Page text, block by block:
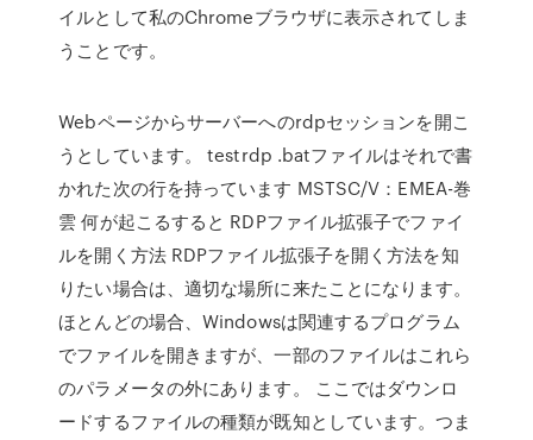
イルとして私のChromeブラウザに表示されてしま
うことです。
Webページからサーバーへのrdpセッションを開こ
うとしています。 testrdp .batファイルはそれで書
かれた次の行を持っています MSTSC/V：EMEA-巻
雲 何が起こるすると RDPファイル拡張子でファイ
ルを開く方法 RDPファイル拡張子を開く方法を知
りたい場合は、適切な場所に来たことになります。
ほとんどの場合、Windowsは関連するプログラム
でファイルを開きますが、一部のファイルはこれら
のパラメータの外にあります。 ここではダウンロ
ードするファイルの種類が既知としています。つま